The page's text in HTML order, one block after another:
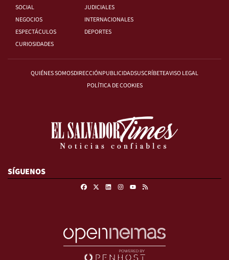
SOCIAL
JUDICIALES
NEGOCIOS
INTERNACIONALES
ESPECTÁCULOS
DEPORTES
CURIOSIDADES
QUIÉNES SOMOSDIRECCIÓNPUBLICIDADSUSCRÍBETEAVISO LEGAL
POLÍTICA DE COOKIES
SÍGUENOS
FacebookLinkedinInstagram